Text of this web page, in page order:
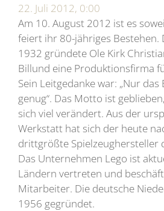
22. Juli 2012, 0:00
Am 10. August 2012 ist es
feiert ihr 80-jähriges Bestehen.
1932 gründete Ole Kirk
Billund eine Produktionsfirma
Sein Leitgedanke war: „Nur
genug“. Das Motto ist
sich viel verändert. Aus der
Werkstatt hat sich der heute
drittgrößte Spielzeughersteller
Das Unternehmen Lego ist
Ländern vertreten und
Mitarbeiter. Die deutsche
1956 gegründet.